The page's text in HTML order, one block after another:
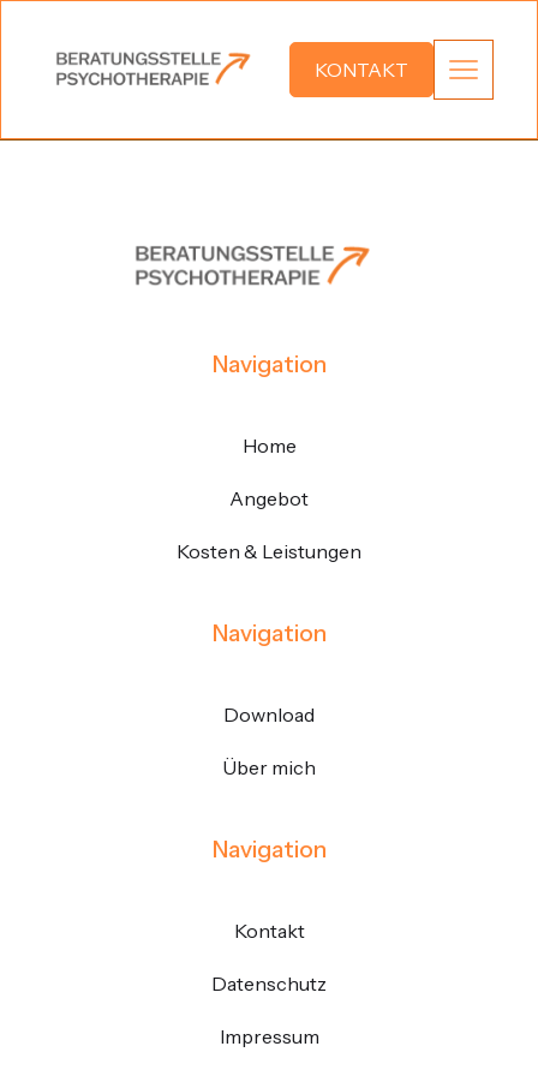
KONTAKT
Navigation
Home
Angebot
Kosten & Leistungen
Navigation
Download
Über mich
Navigation
Kontakt
Datenschutz
Impressum